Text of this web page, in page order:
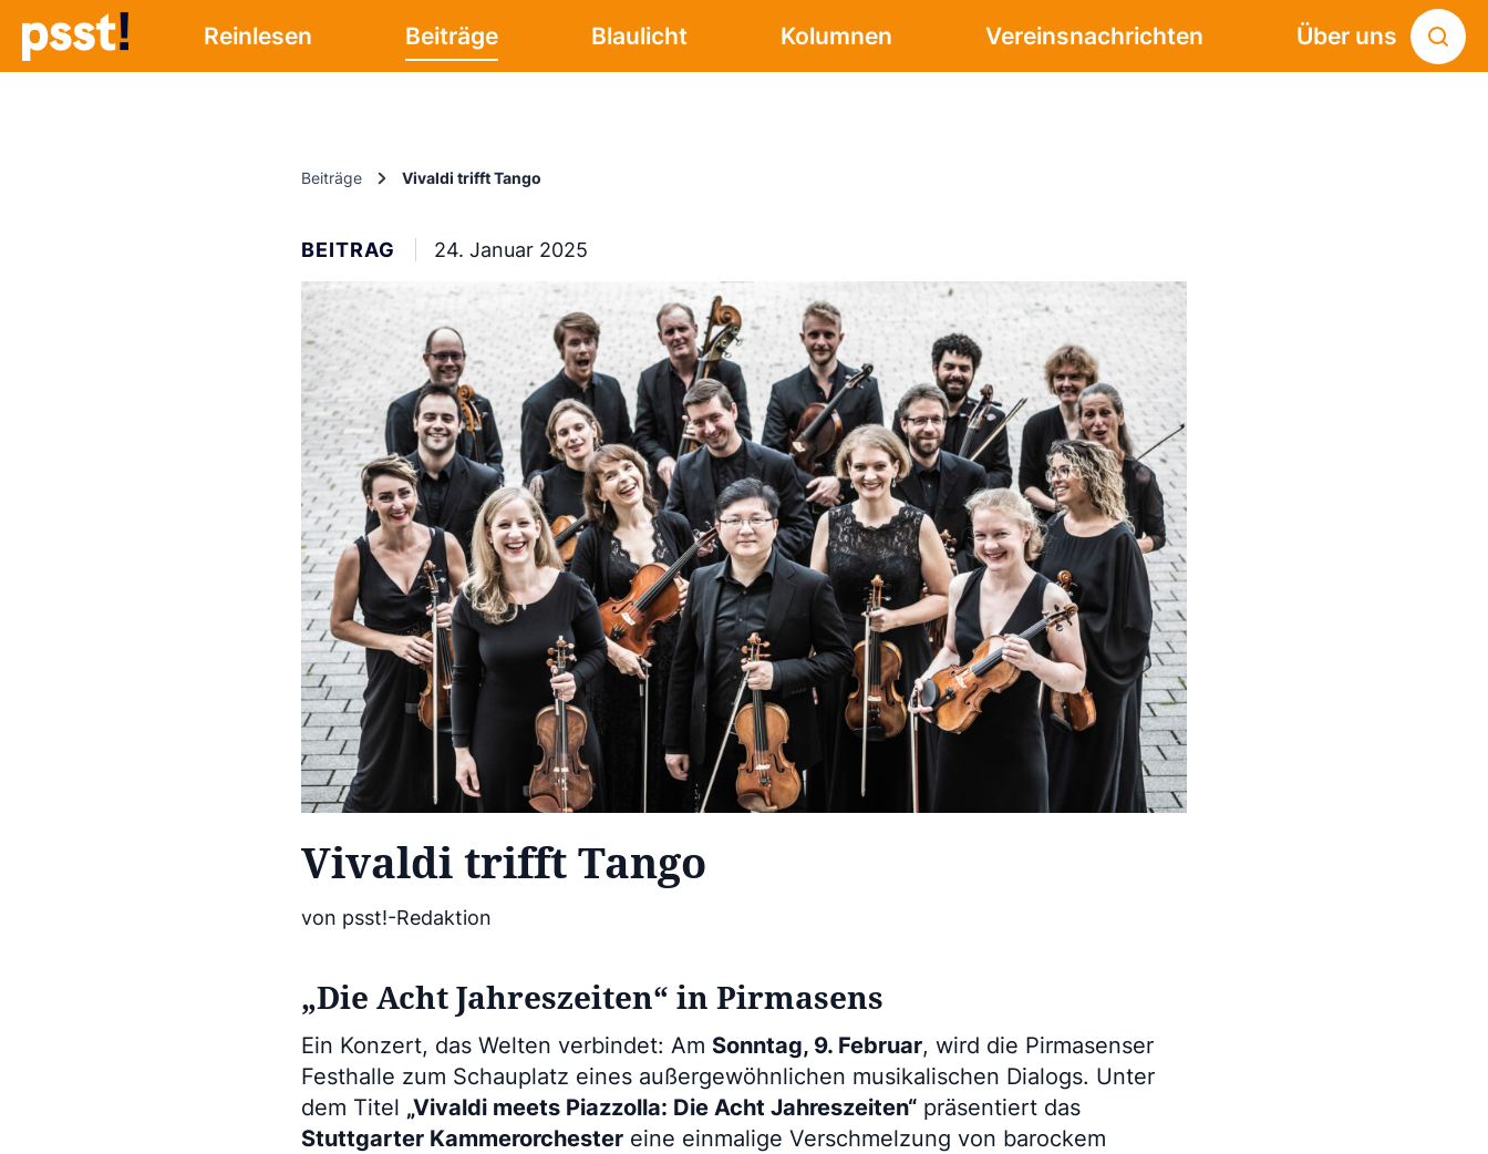
Reinlesen Beiträge Blaulicht Kolumnen Vereinsnachrichten Über uns
Beiträge Vivaldi trifft Tango
BEITRAG 24. Januar 2025
Vivaldi trifft Tango
von psst!-Redaktion
„Die Acht Jahreszeiten“ in Pirmasens
Ein Konzert, das Welten verbindet: Am Sonntag, 9. Februar, wird die Pirmasenser
Festhalle zum Schauplatz eines außergewöhnlichen musikalischen Dialogs. Unter
dem Titel „Vivaldi meets Piazzolla: Die Acht Jahreszeiten“ präsentiert das
Stuttgarter Kammerorchester eine einmalige Verschmelzung von barockem